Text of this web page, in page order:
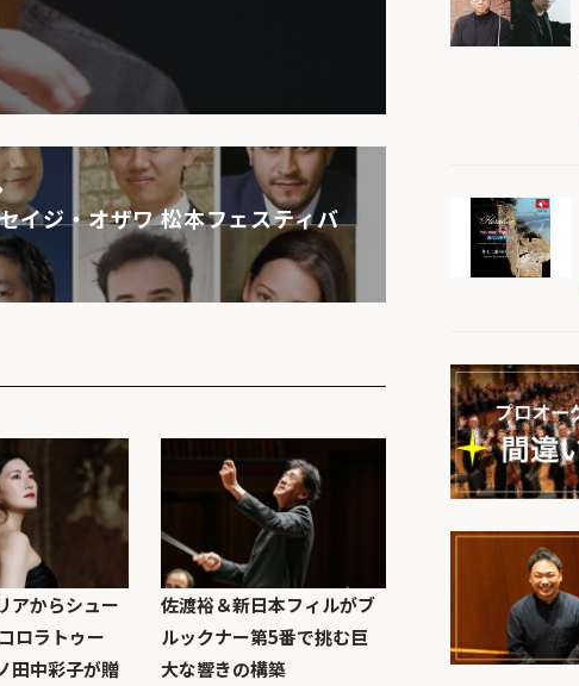
イジ・オザワ 松本フェスティバ
アからシュー
ロラトゥー
田中彩子が贈
佐渡裕＆新日本フィルがブ
ルックナー第5番で挑む巨
大な響きの構築